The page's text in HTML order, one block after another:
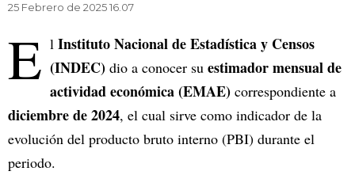
25 Febrero de 2025 16.07
E l Instituto Nacional de Estadística y Censos
(INDEC) dio a conocer su estimador mensual de
actividad económica (EMAE) correspondiente a
diciembre de 2024, el cual sirve como indicador de la
evolución del producto bruto interno (PBI) durante el
periodo.